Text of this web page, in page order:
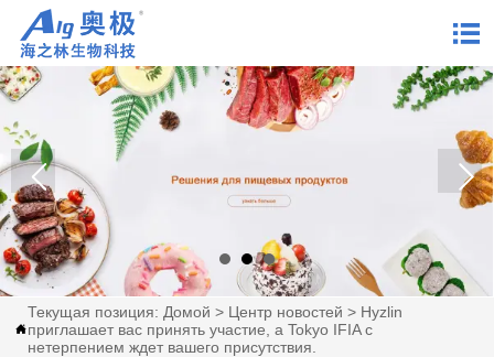


Текущая позиция: Домой > Центр новостей > Hyzlin
приглашает вас принять участие, а Tokyo IFIA с
нетерпением ждет вашего присутствия.